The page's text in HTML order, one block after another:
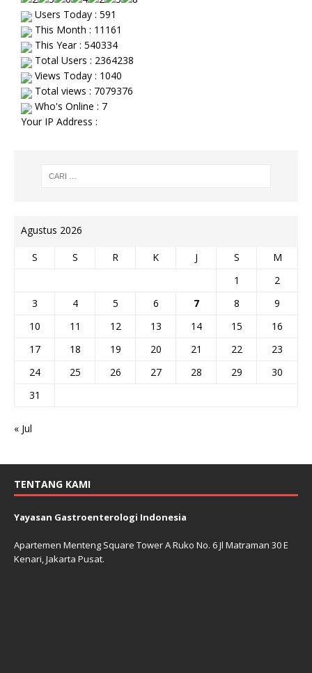
Users Today : 591
This Month : 11161
This Year : 540334
Total Users : 2364238
Views Today : 1040
Total views : 7079376
Who's Online : 7
Your IP Address :
Agustus 2026
S S R K J S
M
1
2
3
4 5 6 7 8
9
10
11 12 13 14 15
16
17
18 19 20 21 22
23
24
25 26 27 28 29
30
31
« Jul
TENTANG KAMI
Yayasan Gastroenterologi Indonesia
Apartemen Menteng Square Tower A Ruko No. 6 Jl Matraman 30 E
Kenari, Jakarta Pusat.